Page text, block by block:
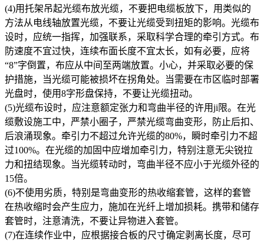
(4)用托架吊起光缆布放光缆，不要把电缆板放下，用类似的
方法从电线轴放置光缆，不要让光缆受到扭矩的影响。光缆布
设时，应统一指挥，加强联系，采取科学合理的牵引方式。布
防速度不宜过快，连续布面长度不宜太长，如有必要，应将
“8”字倒置，布应从中间至两端放置。小心，并采取必要的保
护措施，当光缆可能被损坏在拐角处。当需要在市区临时部署
光盘时，使用8字形盘保持，不要让光缆扭动。
(5)光缆布设时，应注意额定张力和弯曲半径的许用ji限。在光
缆敷设施工中，严禁小圈子，严禁光缆弯曲变形，防止后扣、
后浪涌现象。牵引力不超过允许光缆的80%，瞬时牵引力不超
过100%。在光缆的加固中应增加牵引力，特别注意无尖锐拉
力和扭结现象。当光缆转动时，弯曲半径不应小于光缆外径的
15倍。
(6)不使用劣质，特别是弯曲变形的热收缩套管，这样的套管
在热收缩时会产生应力，施加在光纤上增加损耗。携带和储存
套管时，注意清洗，不要让异物进入套管。
(7)在连续作业中，应根据接合板的尺寸确定剥离长度，尽可